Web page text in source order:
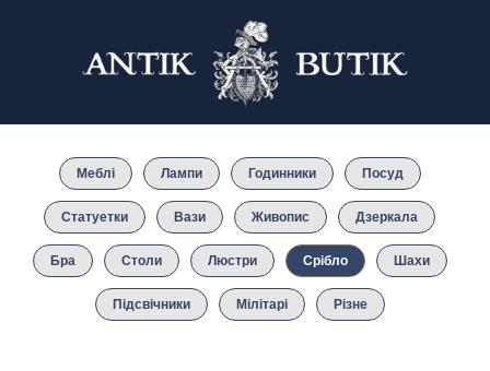
Меблі Лампи Годинники Посуд
Статуетки Вази Живопис Дзеркала
Бра Столи Люстри Срібло Шахи
Підсвічники Мілітарі Різне